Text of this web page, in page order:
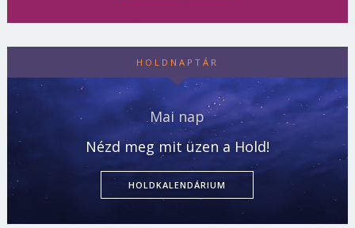
HOLDNAPTÁR
Mai nap
Nézd meg mit üzen a Hold!
HOLDKALENDÁRIUM